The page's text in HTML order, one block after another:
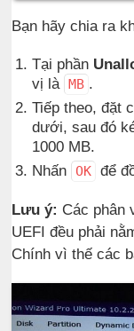
Bạn hãy chia ra
Tại phần
vị là MB .
Tiếp theo, đặt
dưới, sau đó
1000 MB.
Nhấn
OK để
Lưu ý: Các phân
UEFI đều phải
Chính vì thế các